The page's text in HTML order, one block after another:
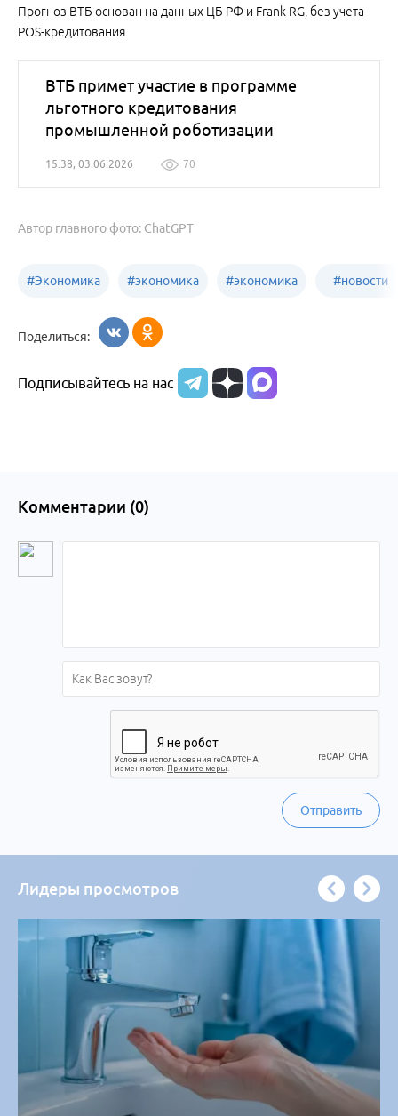
Прогноз ВТБ основан на данных ЦБ РФ и Frank RG, без учета
POS-кредитования.
ВТБ примет участие в программе
льготного кредитования
промышленной роботизации
15:38, 03.06.2026 70
Автор главного фото: ChatGPT
#Экономика #экономика
Алтайский
край
#экономика #новости
Поделиться:
Подписывайтесь на нас
Комментарии (0)
Отправить
Лидеры просмотров